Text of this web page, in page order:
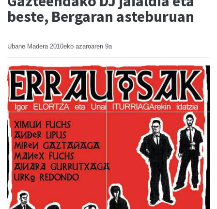
beste, Bergaran asteburuan
Ubane Madera 2010eko azaroaren 9a